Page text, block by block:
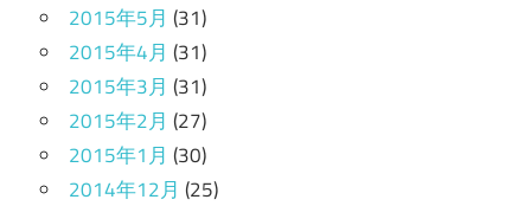
2015年5月 (31)
2015年4月 (31)
2015年3月 (31)
2015年2月 (27)
2015年1月 (30)
2014年12月 (25)